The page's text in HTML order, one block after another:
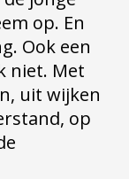
op. En
Ook een
niet. Met
uit wijken
op